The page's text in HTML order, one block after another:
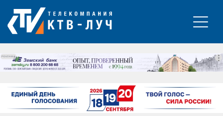
РЕКЛАМА